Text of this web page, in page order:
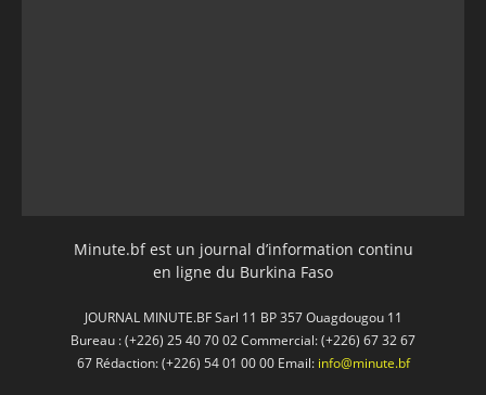
Minute.bf est un journal d’information continu
en ligne du Burkina Faso
JOURNAL MINUTE.BF Sarl 11 BP 357 Ouagdougou 11
Bureau : (+226) 25 40 70 02 Commercial: (+226) 67 32 67
67 Rédaction: (+226) 54 01 00 00 Email: info@minute.bf